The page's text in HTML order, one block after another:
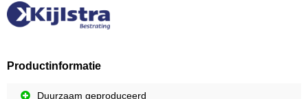
Productinformatie
Duurzaam geproduceerd